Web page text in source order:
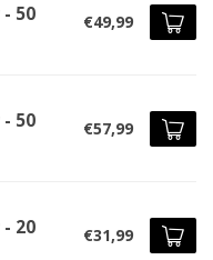
50 €49,99
50 €57,99
20 €31,99